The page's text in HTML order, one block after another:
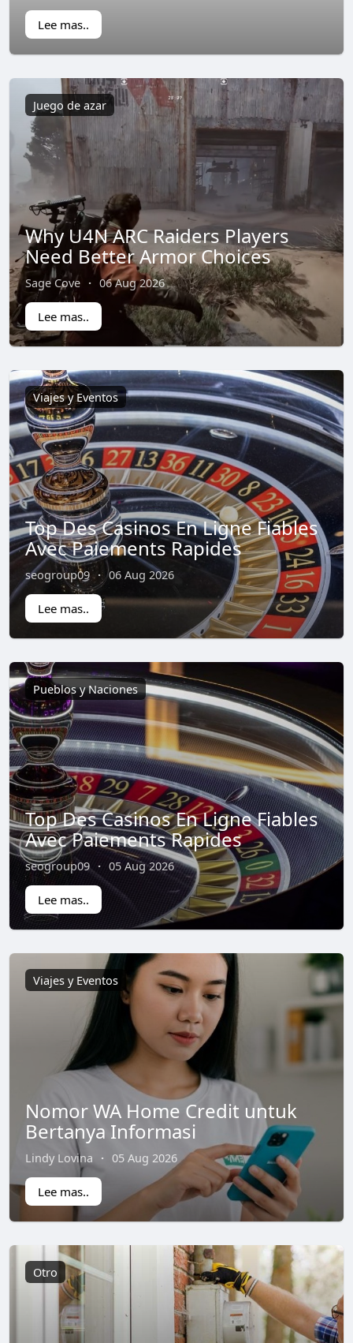
Lee mas..
Juego de azar
Why U4N ARC Raiders Players
Need Better Armor Choices
Sage Cove · 06 Aug 2026
Lee mas..
Viajes y Eventos
Top Des Casinos En Ligne Fiables
Avec Paiements Rapides
seogroup09 · 06 Aug 2026
Lee mas..
Pueblos y Naciones
Top Des Casinos En Ligne Fiables
Avec Paiements Rapides
seogroup09 · 05 Aug 2026
Lee mas..
Viajes y Eventos
Nomor WA Home Credit untuk
Bertanya Informasi
Lindy Lovina · 05 Aug 2026
Lee mas..
Otro